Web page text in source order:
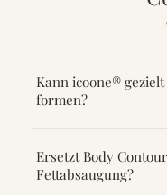
Kann icoone®
formen?
Ja. Bauch, Hüften,
Kinnlinie können
Ersetzt Body
Fettabsaugung?